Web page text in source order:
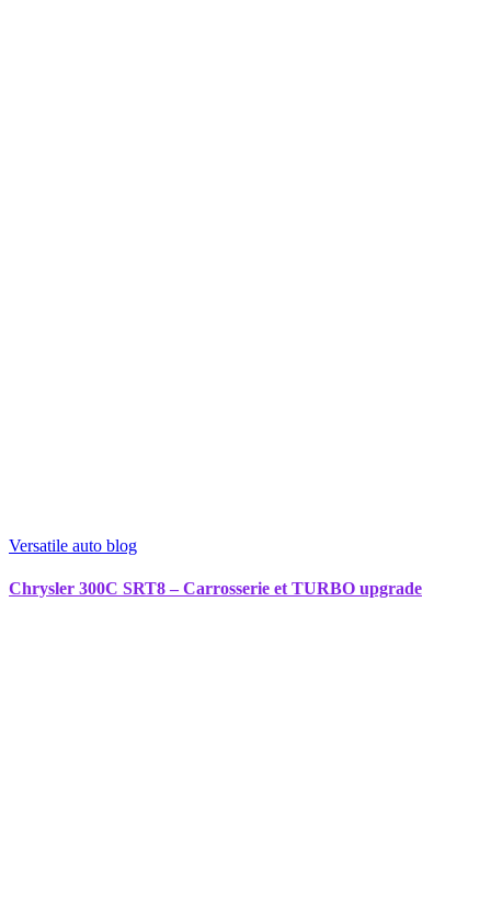
Versatile auto blog
Chrysler 300C SRT8 – Carrosserie et TURBO upgrade